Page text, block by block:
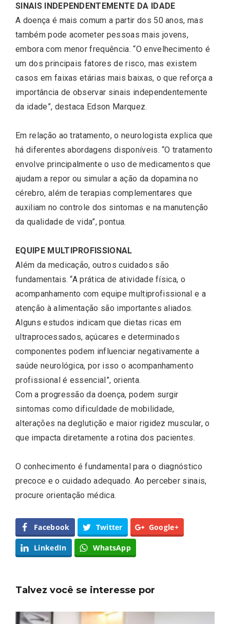
SINAIS INDEPENDENTEMENTE DA IDADE
A doença é mais comum a partir dos 50 anos, mas
também pode acometer pessoas mais jovens,
embora com menor frequência. “O envelhecimento é
um dos principais fatores de risco, mas existem
casos em faixas etárias mais baixas, o que reforça a
importância de observar sinais independentemente
da idade”, destaca Edson Marquez.
Em relação ao tratamento, o neurologista explica que
há diferentes abordagens disponíveis. “O tratamento
envolve principalmente o uso de medicamentos que
ajudam a repor ou simular a ação da dopamina no
cérebro, além de terapias complementares que
auxiliam no controle dos sintomas e na manutenção
da qualidade de vida”, pontua.
EQUIPE MULTIPROFISSIONAL
Além da medicação, outros cuidados são
fundamentais. “A prática de atividade física, o
acompanhamento com equipe multiprofissional e a
atenção à alimentação são importantes aliados.
Alguns estudos indicam que dietas ricas em
ultraprocessados, açúcares e determinados
componentes podem influenciar negativamente a
saúde neurológica, por isso o acompanhamento
profissional é essencial”, orienta.
Com a progressão da doença, podem surgir
sintomas como dificuldade de mobilidade,
alterações na deglutição e maior rigidez muscular, o
que impacta diretamente a rotina dos pacientes.
O conhecimento é fundamental para o diagnóstico
precoce e o cuidado adequado. Ao perceber sinais,
procure orientação médica.
Facebook Twitter Google+
LinkedIn WhatsApp
Talvez você se interesse por